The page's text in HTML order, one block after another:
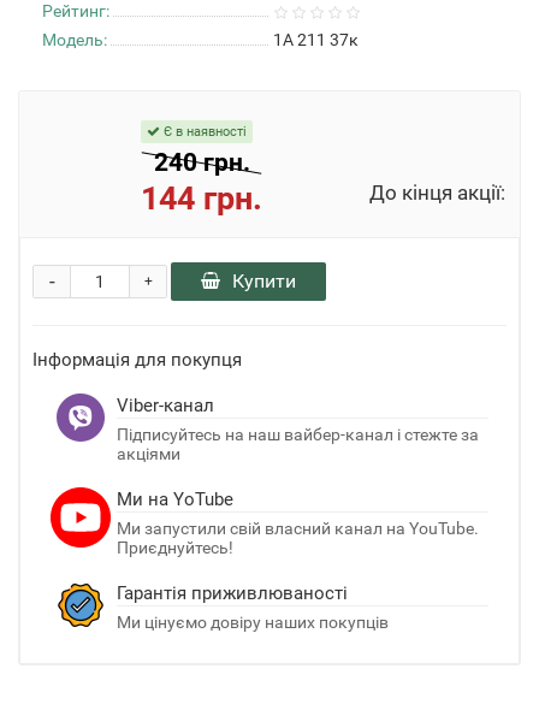
Рейтинг:
Модель:
1А 211 37к
Є в наявності
240 грн.
144 грн. До кінця акції:
+
- Купити
Інформація для покупця
Viber-канал
Підписуйтесь на наш вайбер-канал і стежте за
акціями
Ми на YoTube
Ми запустили свій власний канал на YouTube.
Приєднуйтесь!
Гарантія приживлюваності
Ми цінуємо довіру наших покупців